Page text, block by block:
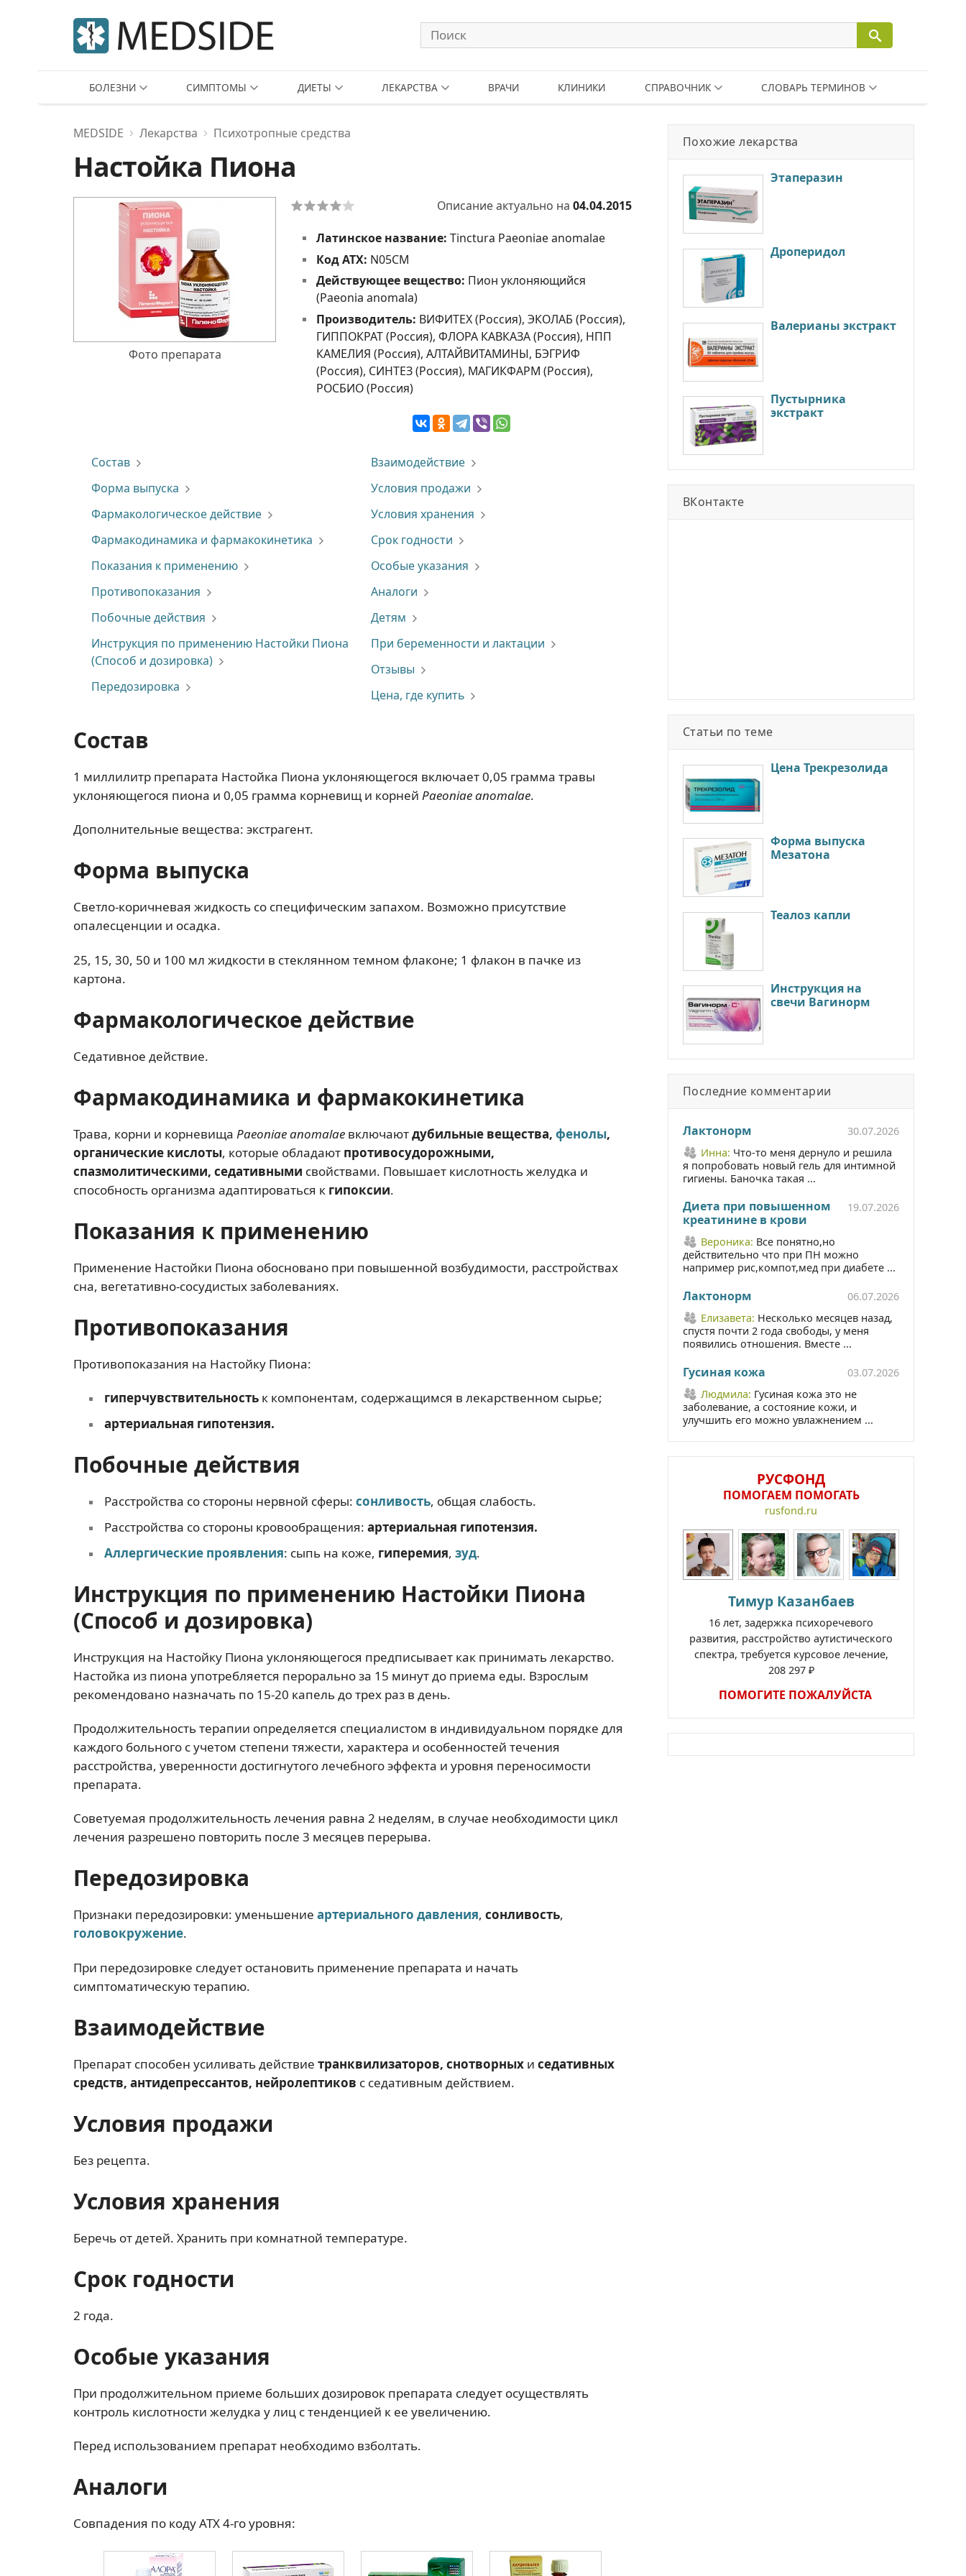
БОЛЕЗНИ СИМПТОМЫ ДИЕТЫ ЛЕКАРСТВА ВРАЧИ КЛИНИКИ СПРАВОЧНИК СЛОВАРЬ ТЕРМИНОВ
MEDSIDE Лекарства Психотропные средства
Настойка Пиона
Фото препарата
Описание актуально на 04.04.2015
Латинское название: Tinctura Paeoniae anomalae
Код АТХ: N05CM
Действующее вещество: Пион уклоняющийся
(Paeonia anomala)
Производитель: ВИФИТЕХ (Россия), ЭКОЛАБ (Россия),
ГИППОКРАТ (Россия), ФЛОРА КАВКАЗА (Россия), НПП
КАМЕЛИЯ (Россия), АЛТАЙВИТАМИНЫ, БЭГРИФ
(Россия), СИНТЕЗ (Россия), МАГИКФАРМ (Россия),
РОСБИО (Россия)
Состав
Форма выпуска
Фармакологическое действие
Фармакодинамика и фармакокинетика
Показания к применению
Противопоказания
Побочные действия
Инструкция по применению Настойки Пиона
(Способ и дозировка)
Передозировка
Взаимодействие
Условия продажи
Условия хранения
Срок годности
Особые указания
Аналоги
Детям
При беременности и лактации
Отзывы
Цена, где купить
Состав
1 миллилитр препарата Настойка Пиона уклоняющегося включает 0,05 грамма травы
уклоняющегося пиона и 0,05 грамма корневищ и корней Paeoniae anomalae.
Дополнительные вещества: экстрагент.
Форма выпуска
Светло-коричневая жидкость со специфическим запахом. Возможно присутствие
опалесценции и осадка.
25, 15, 30, 50 и 100 мл жидкости в стеклянном темном флаконе; 1 флакон в пачке из
картона.
Фармакологическое действие
Седативное действие.
Фармакодинамика и фармакокинетика
Трава, корни и корневища Paeoniae anomalae включаютдубильные вещества, фенолы,
органические кислоты, которые обладают противосудорожными,
спазмолитическими, седативными свойствами. Повышает кислотность желудка и
способность организма адаптироваться к гипоксии.
Показания к применению
Применение Настойки Пиона обосновано при повышенной возбудимости, расстройствах
сна, вегетативно-сосудистых заболеваниях.
Противопоказания
Противопоказания на Настойку Пиона:
гиперчувствительностьк компонентам, содержащимся в лекарственном сырье;
артериальная гипотензия.
Побочные действия
Расстройства со стороны нервной сферы: сонливость, общая слабость.
Расстройства со стороны кровообращения: артериальная гипотензия.
Аллергические проявления: сыпь на коже, гиперемия, зуд.
Инструкция по применению Настойки Пиона
(Способ и дозировка)
Инструкция на Настойку Пиона уклоняющегося предписывает как принимать лекарство.
Настойка из пиона употребляется перорально за 15 минут до приема еды. Взрослым
рекомендовано назначать по 15-20 капель до трех раз в день.
Продолжительность терапии определяется специалистом в индивидуальном порядке для
каждого больного с учетом степени тяжести, характера и особенностей течения
расстройства, уверенности достигнутого лечебного эффекта и уровня переносимости
препарата.
Советуемая продолжительность лечения равна 2 неделям, в случае необходимости цикл
лечения разрешено повторить после 3 месяцев перерыва.
Передозировка
Признаки передозировки: уменьшение артериального давления, сонливость,
головокружение.
При передозировке следует остановить применение препарата и начать
симптоматическую терапию.
Взаимодействие
Препарат способен усиливать действие транквилизаторов, снотворных и седативных
средств, антидепрессантов, нейролептиков с седативным действием.
Условия продажи
Без рецепта.
Условия хранения
Беречь от детей. Хранить при комнатной температуре.
Срок годности
2 года.
Особые указания
При продолжительном приеме больших дозировок препарата следует осуществлять
контроль кислотности желудка у лиц с тенденцией к ее увеличению.
Перед использованием препарат необходимо взболтать.
Аналоги
Совпадения по коду АТХ 4-го уровня:
Похожие лекарства
Этаперазин
Дроперидол
Валерианы экстракт
Пустырника
экстракт
ВКонтакте
Статьи по теме
Цена Трекрезолида
Форма выпуска
Мезатона
Теалоз капли
Инструкция на
свечи Вагинорм
Последние комментарии
Лактонорм
30.07.2026
Инна: Что-то меня дернуло и решила
я попробовать новый гель для интимной
гигиены. Баночка такая ...
Диета при повышенном
креатинине в крови
19.07.2026
Вероника: Все понятно,но
действительно что при ПН можно
например рис,компот,мед при диабете ...
Лактонорм
06.07.2026
Елизавета: Несколько месяцев назад,
спустя почти 2 года свободы, у меня
появились отношения. Вместе ...
Гусиная кожа
03.07.2026
Людмила: Гусиная кожа это не
заболевание, а состояние кожи, и
улучшить его можно увлажнением ...
РУСФОНД
ПОМОГАЕМ ПОМОГАТЬ
rusfond.ru
Тимур Казанбаев
16 лет, задержка психоречевого
развития, расстройство аутистического
спектра, требуется курсовое лечение,
208 297 ₽
ПОМОГИТЕ ПОЖАЛУЙСТА